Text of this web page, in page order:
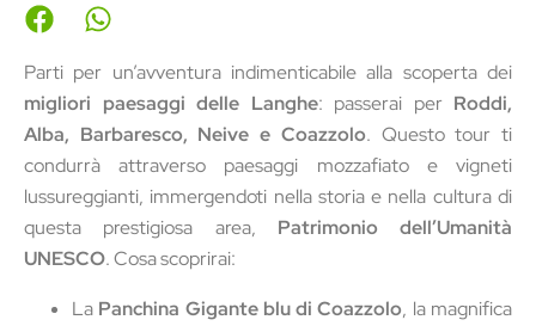
Parti per un’avventura indimenticabile alla scoperta dei
migliori paesaggi delle Langhe: passerai per Roddi,
Alba, Barbaresco, Neive e Coazzolo. Questo tour ti
condurrà attraverso paesaggi mozzafiato e vigneti
lussureggianti, immergendoti nella storia e nella cultura di
questa prestigiosa area, Patrimonio dell’Umanità
UNESCO. Cosa scoprirai:
La Panchina Gigante blu di Coazzolo, la magnifica